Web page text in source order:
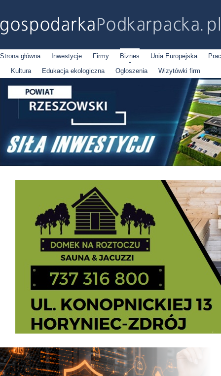
Strona główna Inwestycje Firmy Biznes Unia Europejska
Kultura
Edukacja ekologiczna Ogłoszenia Wizytówki firm